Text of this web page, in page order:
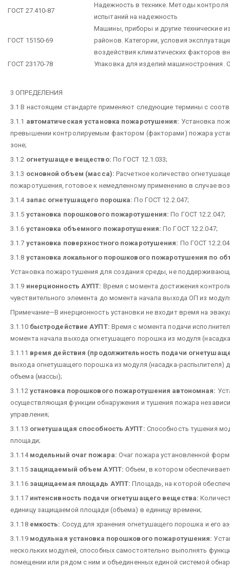
ГОСТ 27.410-87
Надежность в технике. Методы
испытаний на надежность
ГОСТ 15150-69
Машины, приборы и другие технические
районов. Категории, условия
воздействия климатических факторов
ГОСТ 23170-78
Упаковка для изделий машиностроения.
3 ОПРЕДЕЛЕНИЯ
3.1 В настоящем стандарте применяют следующие термины с
3.1.1 автоматическая установка пожаротушения: Установка
превышении контролируемым фактором (факторами) пожара
зоне;
3.1.2 огнетушащее вещество: По ГОСТ 12.1.033;
3.1.3 основной объем (масса): Расчетное количество
пожаротушения, готовое к немедленному применению в случае
3.1.4запас огнетушащего порошка: По ГОСТ 12.2.047;
3.1.5 установка порошкового пожаротушения: По ГОСТ 12.2.047;
3.1.6 установка объемного пожаротушения: По ГОСТ 12.2.047;
3.1.7 установка поверхностного пожаротушения: По ГОСТ
3.1.8 установка локального порошкового пожаротушения по
Установка пожаротушения для создания среды, не
3.1.9 инерционность АУПТ: Время с момента достижения
чувствительного элемента до момента начала выхода ОП из
Примечание—В инерционность установки не входит время на
3.1.10быстродействие АУПТ: Время с момента подачи
момента начала выхода огнетушащего порошка из модуля
3.1.11 время действия (продолжительность подачи
выхода огнетушащего порошка из модуля (насадка-распылителя)
объема (массы);
3.1.12 установка порошкового пожаротушения автономная:
осуществляющая функции обнаружения и тушения пожара
управления;
3.1.13 огнетушащая способность АУПТ: Способность тушения
площади;
3.1.14модельный очаг пожара: Очаг пожара установленной
3.1.15защищаемый объем АУПТ: Объем, в котором
3.1.16защищаемая площадь АУПТ: Площадь, на которой
3.1.17интенсивность подачи огнетушащего вещества:
единицу защищаемой площади (объема) в единицу времени;
3.1.18емкость: Сосуд для хранения огнетушащего порошка и его
3.1.19модульная установка порошкового пожаротушения:
нескольких модулей, способных самостоятельно выполнять
помещении или рядом с ним и объединенных единой системой